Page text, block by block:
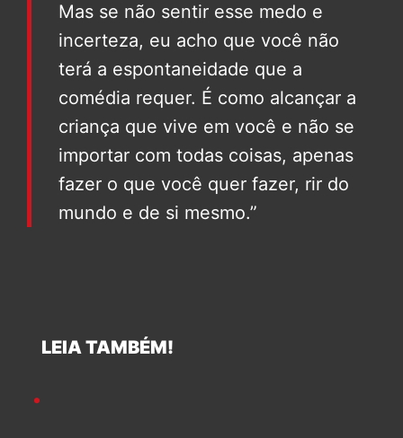
Mas se não sentir esse medo e
incerteza, eu acho que você não
terá a espontaneidade que a
comédia requer. É como alcançar a
criança que vive em você e não se
importar com todas coisas, apenas
fazer o que você quer fazer, rir do
mundo e de si mesmo.”
LEIA TAMBÉM!